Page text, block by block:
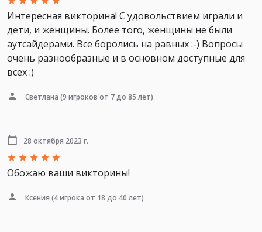
Интересная викторина! С удовольствием играли и
дети, и женщины. Более того, женщины не были
аутсайдерами. Все боролись на равных :-) Вопросы
очень разнообразные и в основном доступные для
всех :)
Светлана (9 игроков от 7 до 85 лет)
28 октября 2023 г.
Обожаю ваши викторины!
Ксения (4 игрока от 18 до 40 лет)